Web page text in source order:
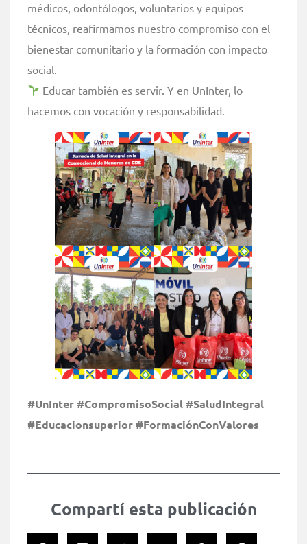
médicos, odontólogos, voluntarios y equipos
técnicos, reafirmamos nuestro compromiso con el
bienestar comunitario y la formación con impacto
social.
Educar también es servir. Y en UnInter, lo
hacemos con vocación y responsabilidad.
#UnInter #CompromisoSocial #SaludIntegral
#Educacionsuperior #FormaciónConValores
Compartí esta publicación